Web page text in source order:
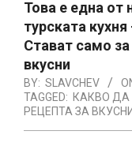
Това е една от
турската
Стават само
вкусни
BY: SLAVCHEV
TAGGED: КАКВО ДА
РЕЦЕПТА ЗА